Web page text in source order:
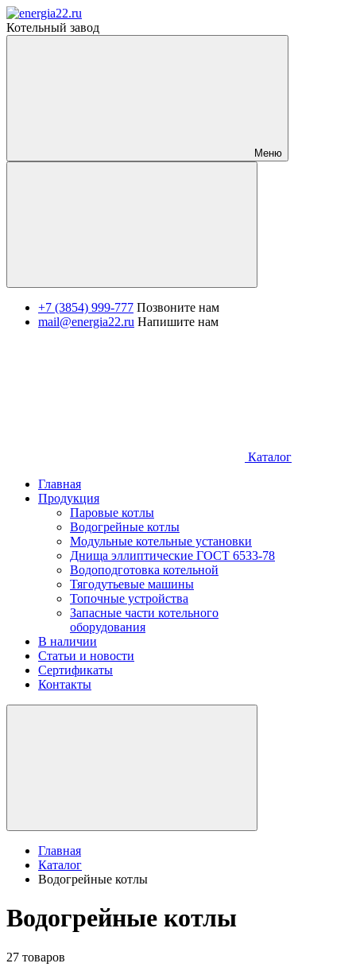
Котельный завод
Меню
+7 (3854) 999-777 Позвоните нам
mail@energia22.ru Напишите нам
Каталог
Главная
Продукция
Паровые котлы
Водогрейные котлы
Модульные котельные установки
Днища эллиптические ГОСТ 6533-78
Водоподготовка котельной
Тягодутьевые машины
Топочные устройства
Запасные части котельного
оборудования
В наличии
Статьи и новости
Сертификаты
Контакты
Главная
Каталог
Водогрейные котлы
Водогрейные котлы
27 товаров